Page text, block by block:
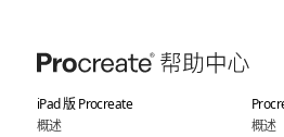
iPad 版 Procreate
概述
概述